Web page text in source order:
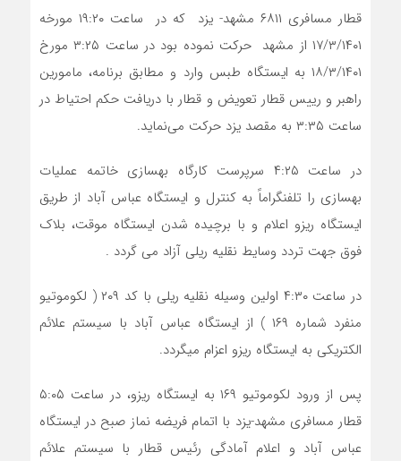
قطار مسافری ۶۸۱۱ مشهد- یزد که در ساعت ۱۹:۲۰ مورخه
۱۷/۳/۱۴۰۱ از مشهد حرکت نموده بود در ساعت ۳:۲۵ مورخ
۱۸/۳/۱۴۰۱ به ایستگاه طبس وارد و مطابق برنامه، مامورین
راهبر و رییس قطار تعویض و قطار با دریافت حکم احتیاط در
ساعت ۳:۳۵ به مقصد یزد حرکت می‌نماید.
در ساعت ۴:۲۵ سرپرست کارگاه بهسازی خاتمه عملیات
بهسازی را تلفنگراماً به کنترل و ایستگاه عباس آباد از طریق
ایستگاه ریزو اعلام و با برچیده شدن ایستگاه موقت، بلاک
فوق جهت تردد وسایط نقلیه ریلی آزاد می گردد .
در ساعت ۴:۳۰ اولین وسیله نقلیه ریلی با کد ۲۰۹ ( لکوموتیو
منفرد شماره ۱۶۹ ) از ایستگاه عباس آباد با سیستم علائم
الکتریکی به ایستگاه ریزو اعزام می­گردد.
پس از ورود لکوموتیو ۱۶۹ به ایستگاه ریزو، در ساعت ۵:۰۵
قطار مسافری مشهد-یزد با اتمام فریضه نماز صبح در ایستگاه
عباس آباد و اعلام آمادگی رئیس قطار با سیستم علائم